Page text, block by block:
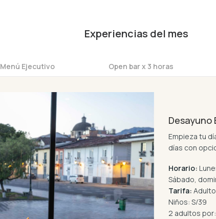
Experiencias del mes
Menú Ejecutivo Open bar x 3 horas
Desayuno
Empieza tu
días con
Horario:
Sábado,
Tarifa:
Niños: S/39
2 adultos por: